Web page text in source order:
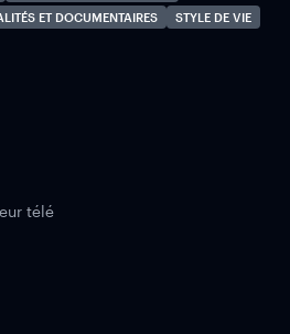
ET DOCUMENTAIRES
STYLE DE VIE
télé